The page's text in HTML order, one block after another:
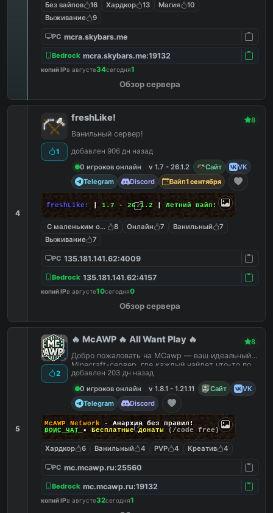
Без вайпов 16 Хардкор 13 Магия
10
Выживание
9
PC mcra.skybars.me
Bedrock mcra.skybars.me:19132
копий IPв августе34сегодня1
Обзор сервера
4
1
freshLike! 8
Ванильный сервер!
добавлен 906 дн назад
0 игроков онлайн
v 1.7 - 26.1.2 Сайт
VK
Telegram
Discord Вайп1 сентября
freshLike! 1.7 - 26.1.2 | Летний вайп!
С маленьким онлайном
8 Онлайн 7 Ванильный
7
Выживание
7
PC 135.181.141.62:4009
Bedrock 135.181.141.62:4157
копий IPв августе10сегодня0
Обзор сервера
5
2
🔥 McAWP 🔥 All Want Play 🔥 8
Добро пожаловать на MCawp — ваш идеальный
Minecraft-сервер, где каждый найдет что-то по
душе!
добавлен 203 дн назад
0 игроков онлайн
v 1.8.1 - 1.21.11 Сайт
VK
Telegram
Discord
McAWP Network
- Анархия без правил!
ВОЙС ЧАТ
• Бесплатные донаты (/code free)
Хардкор 6 Ванильный 4 PVP 4 Креатив 4
PC mc.mcawp.ru:25560
Bedrock mc.mcawp.ru:19132
копий IPв августе32сегодня1